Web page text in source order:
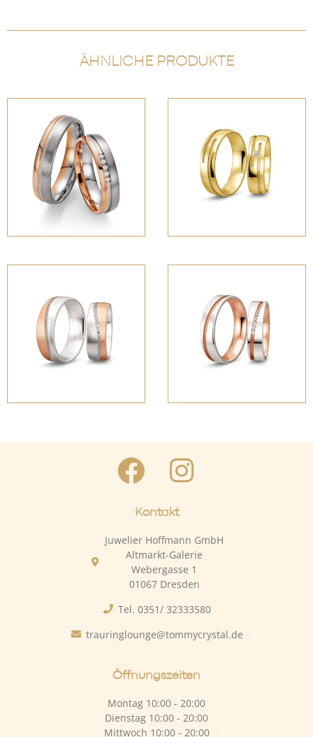
ÄHNLICHE PRODUKTE
Kontakt
Juwelier Hoffmann GmbH
Altmarkt-Galerie
Webergasse 1
01067 Dresden
Tel. 0351/ 32333580
trauringlounge@tommycrystal.de
Öffnungszeiten
Montag 10:00 - 20:00
Dienstag 10:00 - 20:00
Mittwoch 10:00 - 20:00